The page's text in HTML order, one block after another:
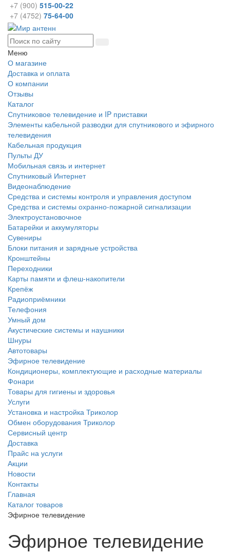
+7 (900) 515-00-22
+7 (4752) 75-64-00
Меню
О магазине
Доставка и оплата
О компании
Отзывы
Каталог
Спутниковое телевидение и IP приставки
Элементы кабельной разводки для спутникового и эфирного
телевидения
Кабельная продукция
Пульты ДУ
Мобильная связь и интернет
Спутниковый Интернет
Видеонаблюдение
Средства и системы контроля и управления доступом
Средства и системы охранно-пожарной сигнализации
Электроустановочное
Батарейки и аккумуляторы
Сувениры
Блоки питания и зарядные устройства
Кронштейны
Переходники
Карты памяти и флеш-накопители
Крепёж
Радиоприёмники
Телефония
Умный дом
Акустические системы и наушники
Шнуры
Автотовары
Эфирное телевидение
Кондиционеры, комплектующие и расходные материалы
Фонари
Товары для гигиены и здоровья
Услуги
Установка и настройка Триколор
Обмен оборудования Триколор
Сервисный центр
Доставка
Прайс на услуги
Акции
Новости
Контакты
Главная
Каталог товаров
Эфирное телевидение
Эфирное телевидение